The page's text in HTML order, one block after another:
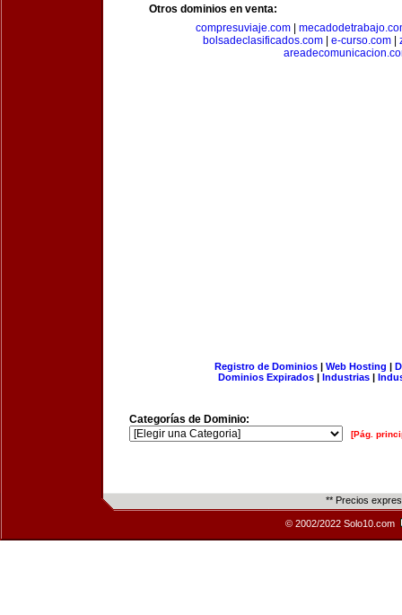
Otros dominios en venta:
compresuviaje.com
bolsadeclasificados.com
e-curso.com
Registro de Dominios| Web Hosting |
Dominios Expirados | Industrias |
Categorías de Dominio:
[Pág.
** Precios
© 2002/2022 Solo10.com